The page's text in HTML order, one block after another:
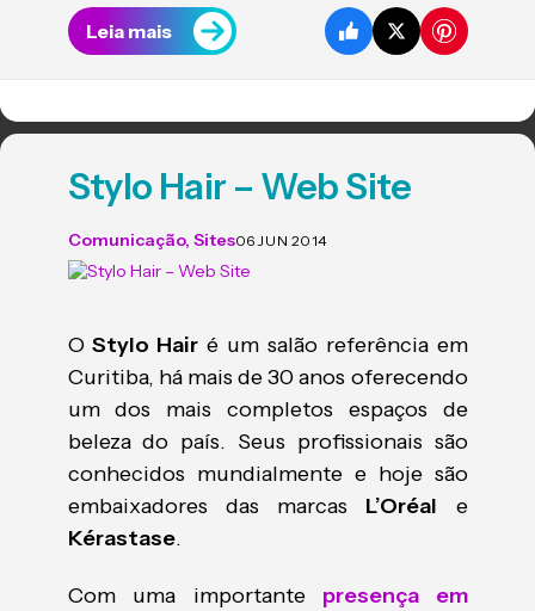
Leia mais
Stylo Hair – Web Site
Comunicação, Sites06 JUN 2014
OStylo Hair é um salão referência em
Curitiba, há mais de 30 anos oferecendo
um dos mais completos espaços de
beleza do país. Seus profissionais são
conhecidos mundialmente e hoje são
embaixadores das marcas L’Oréal e
Kérastase.
Com uma importante presença em